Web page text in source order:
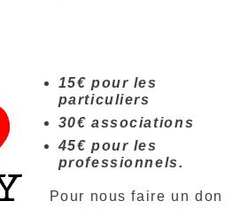
15€ pour les
particuliers
30€ associations
45€ pour les
professionnels.
Pour nous faire un don